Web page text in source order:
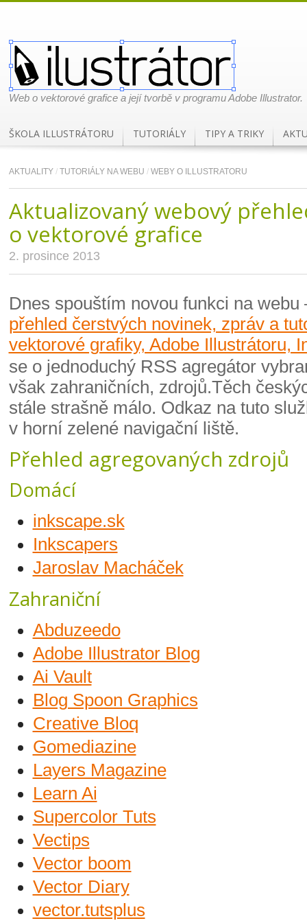
Web o vektorové grafice a její tvorbě v programu Adobe Illustrator.
ŠKOLA ILLUSTRÁTORU TUTORIÁLY TIPY A TRIKY
AKTUALITY / TUTORIÁLY NA WEBU / WEBY O ILLUSTRATORU
Aktualizovaný webový
o vektorové grafice
2. prosince 2013
Dnes spouštím novou funkci na
přehled čerstvých novinek, zpráv a
vektorové grafiky, Adobe Illustrátoru,
se o jednoduchý RSS agregátor
však zahraničních, zdrojů.Těch
stále strašně málo. Odkaz na tuto
v horní zelené navigační liště.
Přehled agregovaných zdrojů
Domácí
inkscape.sk
Inkscapers
Jaroslav Macháček
Zahraniční
Abduzeedo
Adobe Illustrator Blog
Ai Vault
Blog Spoon Graphics
Creative Bloq
Gomediazine
Layers Magazine
Learn Ai
Supercolor Tuts
Vectips
Vector boom
Vector Diary
vector.tutsplus